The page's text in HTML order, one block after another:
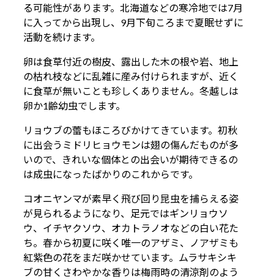
る可能性があります。北海道などの寒冷地では7月
に入ってから出現し、9月下旬ころまで夏眠せずに
活動を続けます。
卵は食草付近の樹皮、露出した木の根や岩、地上
の枯れ枝などに乱雑に産み付けられますが、近く
に食草が無いことも珍しくありません。冬越しは
卵か1齢幼虫でします。
リョウブの蕾もほころびかけてきています。初秋
に出会うミドリヒョウモンは翅の傷んだものが多
いので、きれいな個体との出会いが期待できるの
は成虫になったばかりのこれからです。
コオニヤンマが素早く飛び回り昆虫を捕らえる姿
が見られるようになり、足元ではギンリョウソ
ウ、イチヤクソウ、オカトラノオなどの白い花た
ち。春から初夏に咲く唯一のアザミ、ノアザミも
紅紫色の花をまだ咲かせています。ムラサキシキ
ブの甘くさわやかな香りは梅雨時の清涼剤のよう